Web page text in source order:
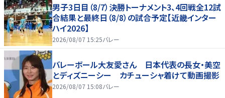
男子3日目（8/7）決勝トーナメント3、4回戦全12試
合結果と最終日（8/8）の試合予定【近畿インター
ハイ2026】
2026/08/07 15:25バレー
バレーボール大友愛さん 日本代表の長女・美空
とディズニーシー カチューシャ着けて動画撮影
2026/08/07 15:08バレー